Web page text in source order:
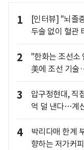
1
[인터뷰] "뇌졸
두술 없이 혈관
2
"한화는 조선
美에 조선 기술
3
압구정현대, 직
억 덜 낸다…계
4
박리다매 한계
향하는 저가커피